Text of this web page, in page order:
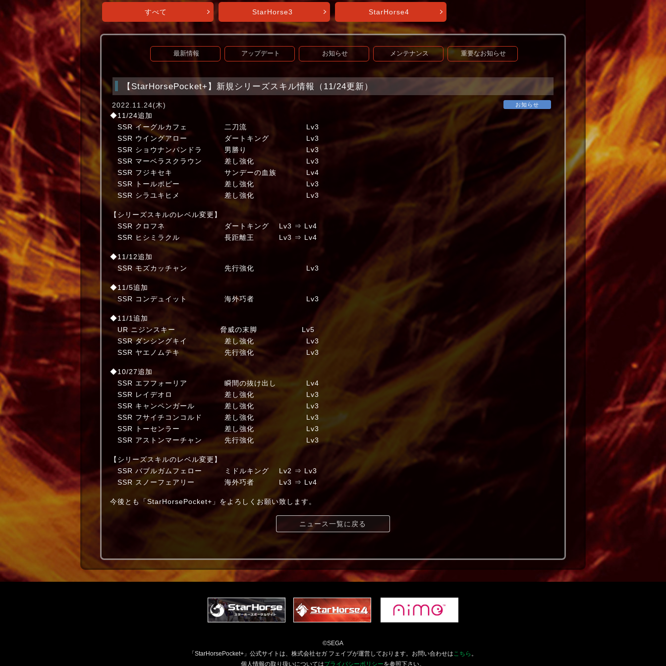
すべて StarHorse3 StarHorse4
最新情報 アップデート お知らせ メンテナンス 重要なお知らせ
【StarHorsePocket+】新規シリーズスキル情報（11/24更新）
お知らせ
2022.11.24(木)
◆11/24追加
SSR イーグルカフェ 二刀流 Lv3
SSR ウイングアロー ダートキング Lv3
SSR ショウナンパンドラ 男勝り Lv3
SSR マーベラスクラウン 差し強化 Lv3
SSR フジキセキ サンデーの血族 Lv4
SSR トールポピー 差し強化 Lv3
SSR シラユキヒメ 差し強化 Lv3
【シリーズスキルのレベル変更】
SSR クロフネ ダートキング Lv3 ⇒ Lv4
SSR ヒシミラクル 長距離王 Lv3 ⇒ Lv4
◆11/12追加
SSR モズカッチャン 先行強化 Lv3
◆11/5追加
SSR コンデュイット 海外巧者 Lv3
◆11/1追加
UR ニジンスキー 脅威の末脚 Lv5
SSR ダンシングキイ 差し強化 Lv3
SSR ヤエノムテキ 先行強化 Lv3
◆10/27追加
SSR エフフォーリア 瞬間の抜け出し Lv4
SSR レイデオロ 差し強化 Lv3
SSR キャンペンガール 差し強化 Lv3
SSR フサイチコンコルド 差し強化 Lv3
SSR トーセンラー 差し強化 Lv3
SSR アストンマーチャン 先行強化 Lv3
【シリーズスキルのレベル変更】
SSR バブルガムフェロー ミドルキング Lv2 ⇒ Lv3
SSR スノーフェアリー 海外巧者 Lv3 ⇒ Lv4
今後とも「StarHorsePocket+」をよろしくお願い致します。
ニュース一覧に戻る
©SEGA
「StarHorsePocket+」公式サイトは、株式会社セガ フェイブが運営しております。お問い合わせは こちら 。
個人情報の取り扱いについてはプライバシーポリシーを参照下さい。